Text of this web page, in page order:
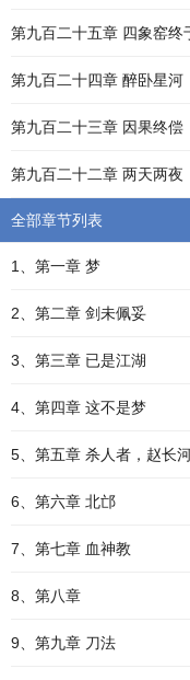
第九百二十五章 四象窑终
第九百二十四章 醉卧星河
第九百二十三章 因果终偿
第九百二十二章 两天两夜
全部章节列表
1、第一章 梦
2、第二章 剑未佩妥
3、第三章 已是江湖
4、第四章 这不是梦
5、第五章 杀人者，赵长河
6、第六章 北邙
7、第七章 血神教
8、第八章
9、第九章 刀法